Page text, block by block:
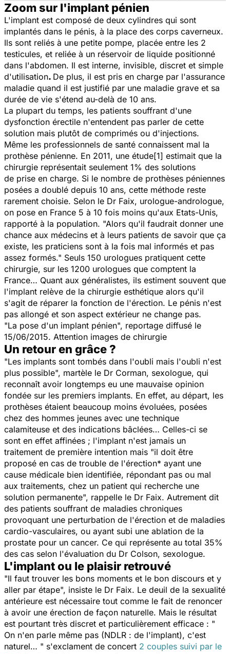
Zoom sur l'implant pénien
L'implant est composé de deux cylindres qui sont
implantés dans le pénis, à la place des corps caverneux.
Ils sont reliés à une petite pompe, placée entre les 2
testicules, et reliée à un réservoir de liquide positionné
dans l'abdomen. Il est interne, invisible, discret et simple
d'utilisation. De plus, il est pris en charge par l'assurance
maladie quand il est justifié par une maladie grave et sa
durée de vie s'étend au-delà de 10 ans.
La plupart du temps, les patients souffrant d'une
dysfonction érectile n'entendent pas parler de cette
solution mais plutôt de comprimés ou d'injections.
Même les professionnels de santé connaissent mal la
prothèse pénienne. En 2011, une étude[1] estimait que la
chirurgie représentait seulement 1% des solutions
de prise en charge. Si le nombre de prothèses péniennes
posées a doublé depuis 10 ans, cette méthode reste
rarement choisie. Selon le Dr Faix, urologue-andrologue,
on pose en France 5 à 10 fois moins qu'aux Etats-Unis,
rapporté à la population. "Alors qu'il faudrait donner une
chance aux médecins et à leurs patients de savoir que ça
existe, les praticiens sont à la fois mal informés et pas
assez formés." Seuls 150 urologues pratiquent cette
chirurgie, sur les 1200 urologues que comptent la
France… Quant aux généralistes, ils estiment souvent que
l'implant relève de la chirurgie esthétique alors qu'il
s'agit de réparer la fonction de l'érection. Le pénis n'est
pas allongé et son aspect extérieur ne change pas.
"La pose d'un implant pénien", reportage diffusé le
15/06/2015. Attention images de chirurgie
Un retour en grâce ?
"Les implants sont tombés dans l'oubli mais l'oubli n'est
plus possible", martèle le Dr Corman, sexologue, qui
reconnaît avoir longtemps eu une mauvaise opinion
fondée sur les premiers implants. En effet, au départ, les
prothèses étaient beaucoup moins évoluées, posées
chez des hommes jeunes avec une technique
calamiteuse et des indications bâclées… Celles-ci se
sont en effet affinées ; l'implant n'est jamais un
traitement de première intention mais "il doit être
proposé en cas de trouble de l'érection* ayant une
cause médicale bien identifiée, répondant pas ou mal
aux traitements, chez un patient qui recherche une
solution permanente", rappelle le Dr Faix. Autrement dit
des patients souffrant de maladies chroniques
provoquant une perturbation de l'érection et de maladies
cardio-vasculaires, ou ayant subi une ablation de la
prostate pour un cancer. Ce qui représente au total 35%
des cas selon l'évaluation du Dr Colson, sexologue.
L'implant ou le plaisir retrouvé
"Il faut trouver les bons moments et le bon discours et y
aller par étape", insiste le Dr Faix. Le deuil de la sexualité
antérieure est nécessaire tout comme le fait de renoncer
à avoir une érection de façon naturelle. Mais le résultat
est pourtant très discret et particulièrement efficace : "
On n'en parle même pas (NDLR : de l'implant), c'est
naturel… " s'exclament de concert 2 couples suivi par le